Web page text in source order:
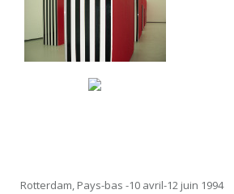
Rotterdam, Pays-bas -10 avril-12 juin 1994